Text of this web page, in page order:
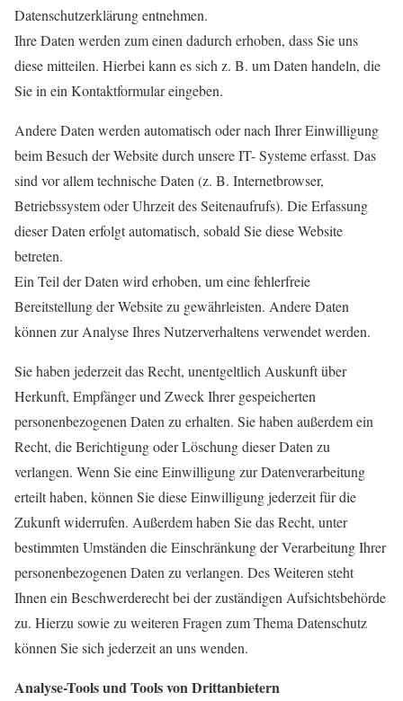
Datenschutzerklärung entnehmen.
Ihre Daten werden zum einen dadurch erhoben, dass Sie uns
diese mitteilen. Hierbei kann es sich z. B. um Daten handeln, die
Sie in ein Kontaktformular eingeben.
Andere Daten werden automatisch oder nach Ihrer Einwilligung
beim Besuch der Website durch unsere IT- Systeme erfasst. Das
sind vor allem technische Daten (z. B. Internetbrowser,
Betriebssystem oder Uhrzeit des Seitenaufrufs). Die Erfassung
dieser Daten erfolgt automatisch, sobald Sie diese Website
betreten.
Ein Teil der Daten wird erhoben, um eine fehlerfreie
Bereitstellung der Website zu gewährleisten. Andere Daten
können zur Analyse Ihres Nutzerverhaltens verwendet werden.
Sie haben jederzeit das Recht, unentgeltlich Auskunft über
Herkunft, Empfänger und Zweck Ihrer gespeicherten
personenbezogenen Daten zu erhalten. Sie haben außerdem ein
Recht, die Berichtigung oder Löschung dieser Daten zu
verlangen. Wenn Sie eine Einwilligung zur Datenverarbeitung
erteilt haben, können Sie diese Einwilligung jederzeit für die
Zukunft widerrufen. Außerdem haben Sie das Recht, unter
bestimmten Umständen die Einschränkung der Verarbeitung Ihrer
personenbezogenen Daten zu verlangen. Des Weiteren steht
Ihnen ein Beschwerderecht bei der zuständigen Aufsichtsbehörde
zu. Hierzu sowie zu weiteren Fragen zum Thema Datenschutz
können Sie sich jederzeit an uns wenden.
Analyse-Tools und Tools von Drittanbietern